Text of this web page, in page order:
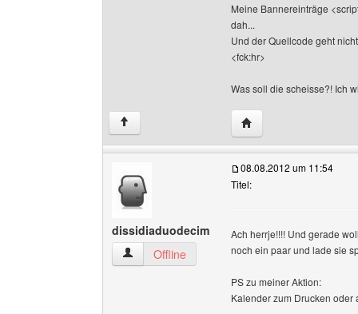
Meine Bannereinträge
dah...
Und der Quellcode geht
<fck:hr>
Was soll die scheisse?! Ich
↑ Website dieses
dissidiaduodecim
dissidiaduodecim Benutzer-Profile anzeigen
Offline
08.08.2012 um 11:54
Titel:
Ach herrje!!!! Und gerade
noch ein paar und lade sie
PS zu meiner Aktion:
Kalender zum Drucken